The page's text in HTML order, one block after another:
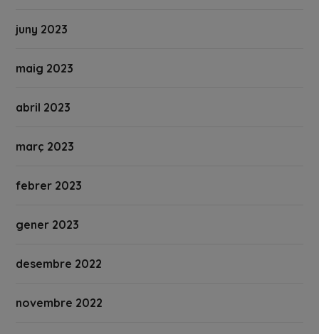
juny 2023
maig 2023
abril 2023
març 2023
febrer 2023
gener 2023
desembre 2022
novembre 2022